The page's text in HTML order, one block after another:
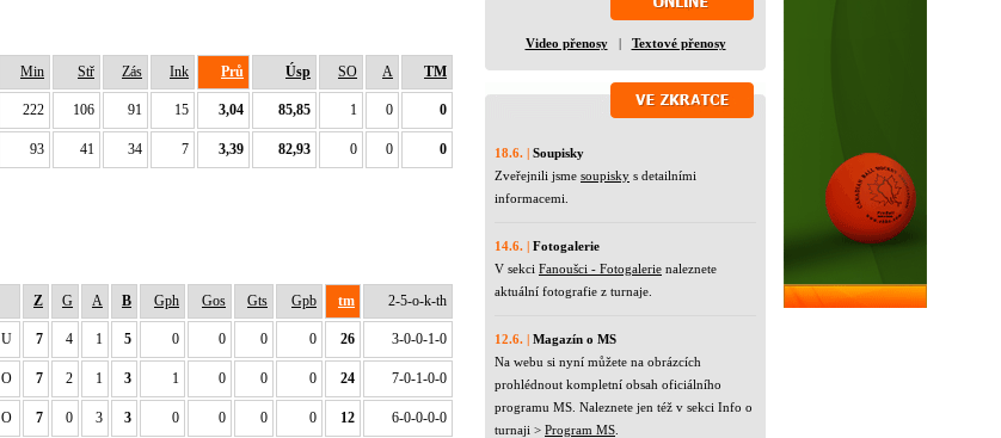
Min Stř Zás Ink Prů Úsp SO A TM
222 106 91 15 3,04 85,85 1 0 0
93 41 34 7 3,39 82,93 0 0 0
Z G A B Gph Gos Gts Gpb tm 2-5-o-k-th
U 7 4 1 5 0 0 0 0 26 3-0-0-1-0
O 7 2 1 3 1 0 0 0 24 7-0-1-0-0
O 7 0 3 3 0 0 0 0 12 6-0-0-0-0
Video přenosy| Textové přenosy
18.6. | Soupisky
Zveřejnili jsme soupisky s detailními
informacemi.
14.6. | Fotogalerie
V sekci Fanoušci - Fotogalerie naleznete
aktuální fotografie z turnaje.
12.6. | Magazín o MS
Na webu si nyní můžete na obrázcích
prohlédnout kompletní obsah oficiálního
programu MS. Naleznete jen též v sekci Info o
turnaji > Program MS